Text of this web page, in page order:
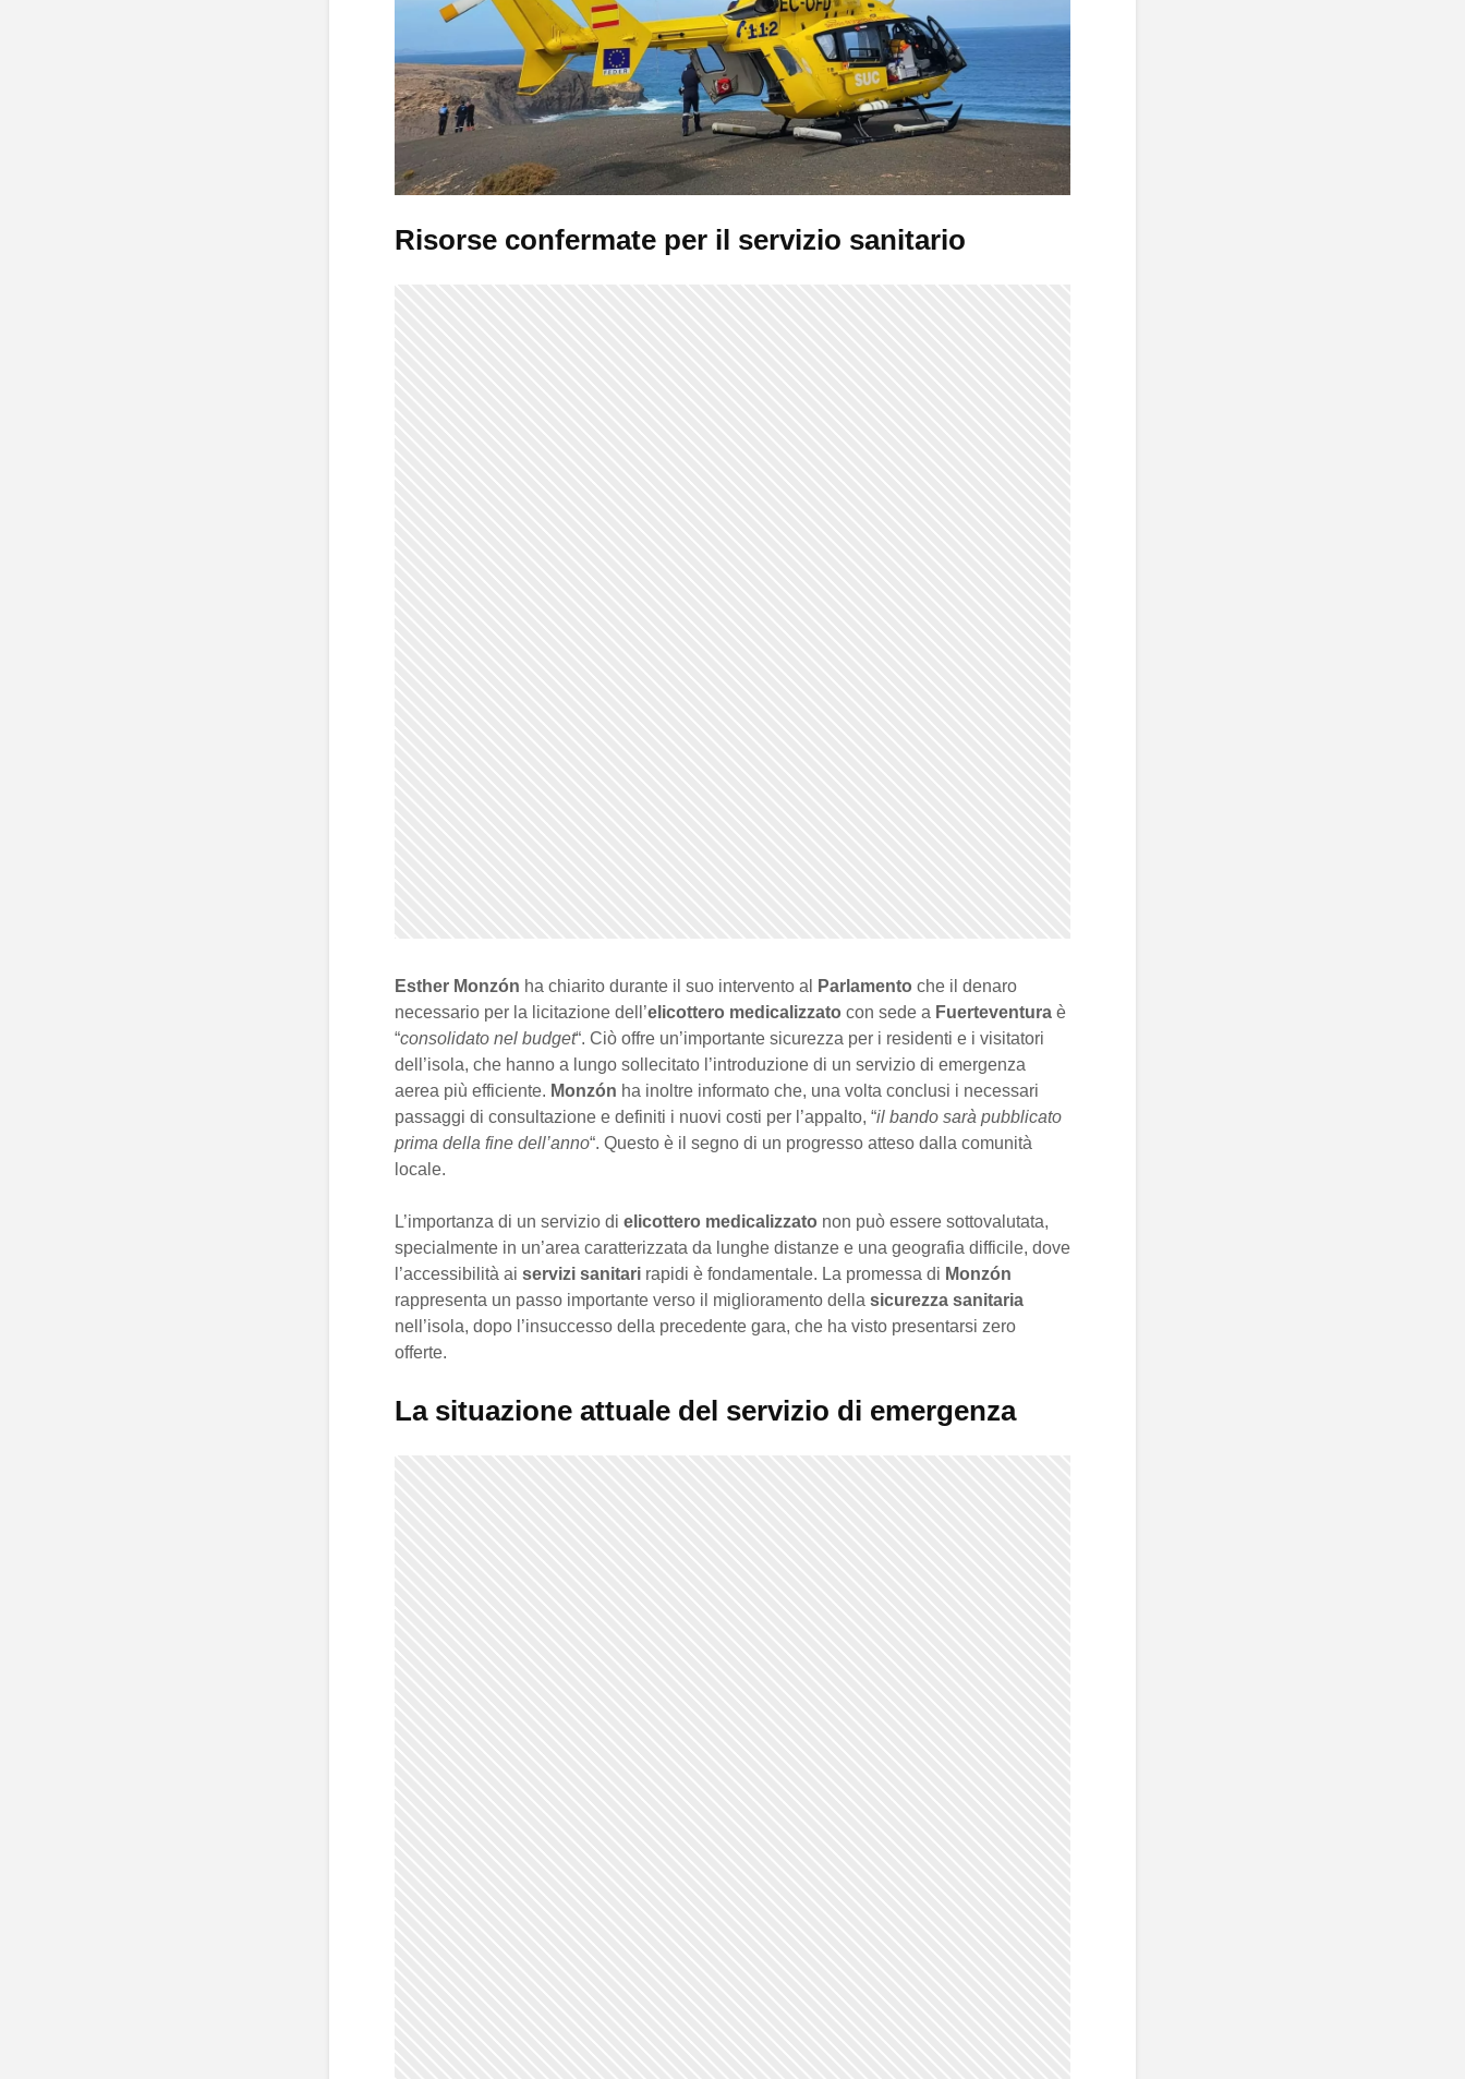
Risorse confermate per il servizio sanitario
Esther Monzón ha chiarito durante il suo intervento al Parlamento che il denaro
necessario per la licitazione dell’elicottero medicalizzato con sede a Fuerteventura è
“consolidato nel budget“. Ciò offre un’importante sicurezza per i residenti e i visitatori
dell’isola, che hanno a lungo sollecitato l’introduzione di un servizio di emergenza
aerea più efficiente. Monzón ha inoltre informato che, una volta conclusi i necessari
passaggi di consultazione e definiti i nuovi costi per l’appalto, “il bando sarà pubblicato
prima della fine dell’anno“. Questo è il segno di un progresso atteso dalla comunità
locale.
L’importanza di un servizio di elicottero medicalizzato non può essere sottovalutata,
specialmente in un’area caratterizzata da lunghe distanze e una geografia difficile, dove
l’accessibilità ai servizi sanitari rapidi è fondamentale. La promessa di Monzón
rappresenta un passo importante verso il miglioramento della sicurezza sanitaria
nell’isola, dopo l’insuccesso della precedente gara, che ha visto presentarsi zero
offerte.
La situazione attuale del servizio di emergenza